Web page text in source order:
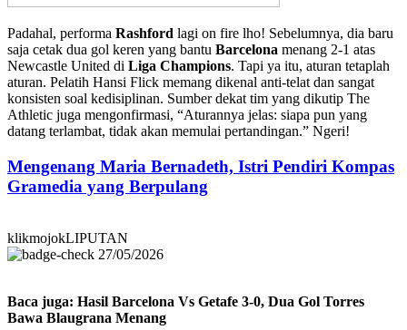
Padahal, performa Rashford lagi on fire lho! Sebelumnya, dia baru
saja cetak dua gol keren yang bantu Barcelona menang 2-1 atas
Newcastle United di Liga Champions. Tapi ya itu, aturan tetaplah
aturan. Pelatih Hansi Flick memang dikenal anti-telat dan sangat
konsisten soal kedisiplinan. Sumber dekat tim yang dikutip The
Athletic juga mengonfirmasi, “Aturannya jelas: siapa pun yang
datang terlambat, tidak akan memulai pertandingan.” Ngeri!
Mengenang Maria Bernadeth, Istri Pendiri Kompas
Gramedia yang Berpulang
klikmojokLIPUTAN
27/05/2026
Baca juga: Hasil Barcelona Vs Getafe 3-0, Dua Gol Torres
Bawa Blaugrana Menang